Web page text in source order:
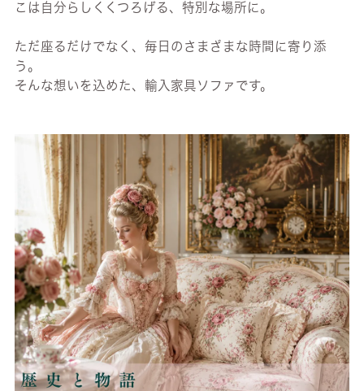
こは自分らしくくつろげる、特別な場所に。
ただ座るだけでなく、毎日のさまざまな時間に寄り添
う。
そんな想いを込めた、輸入家具ソファです。